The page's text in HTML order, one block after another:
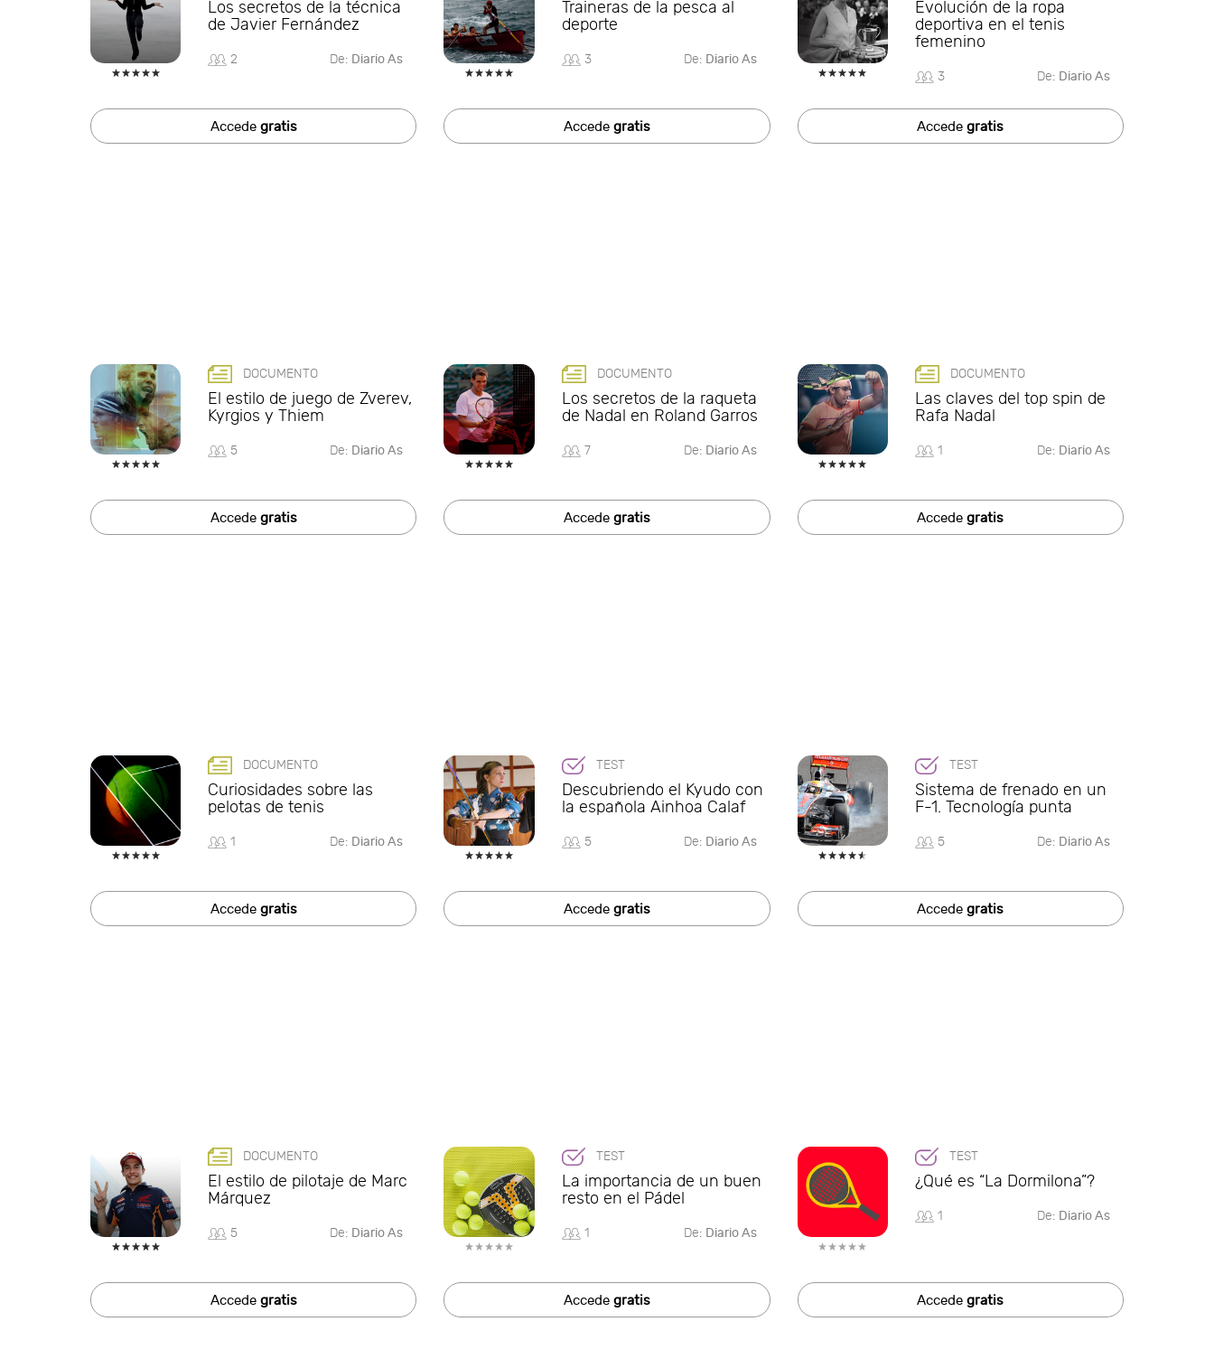
Los secretos de la técnica
de Javier Fernández
2 De: Diario As
Accede gratis
Traineras de la pesca al
deporte
3 De: Diario As
Accede gratis
Evolución de la ropa
deportiva en el tenis
femenino
3 De: Diario As
Accedegratis
DOCUMENTO
El estilo de juego de Zverev,
Kyrgios y Thiem
5 De: Diario As
Accede gratis
DOCUMENTO
Los secretos de la raqueta
de Nadal en Roland Garros
7 De: Diario As
Accede gratis
DOCUMENTO
Las claves del top spin de
Rafa Nadal
1 De: Diario As
Accedegratis
DOCUMENTO
Curiosidades sobre las
pelotas de tenis
1 De: Diario As
Accede gratis
TEST
Descubriendo el Kyudo con
la española Ainhoa Calaf
5 De: Diario As
Accede gratis
TEST
Sistema de frenado en un
F-1. Tecnología punta
5 De: Diario As
Accedegratis
DOCUMENTO
El estilo de pilotaje de Marc
Márquez
5 De: Diario As
Accede gratis
TEST
La importancia de un buen
resto en el Pádel
1 De: Diario As
Accede gratis
TEST
¿Qué es “La Dormilona”?
1 De: Diario As
Accedegratis